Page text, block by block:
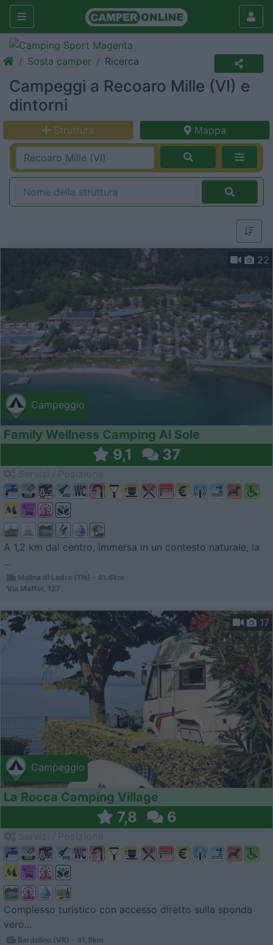
Sosta camper Ricerca
Campeggi a Recoaro Mille (VI) e
dintorni
Struttura Mappa
Campeggio
22
Family Wellness Camping Al Sole
9,1 37
A 1,2 km dal centro, immersa in un contesto naturale, la
...
Molina di Ledro (TN) - 41.6km
Via Maffei, 127
Campeggio
17
La Rocca Camping Village
7,8 6
Complesso turistico con accesso diretto sulla sponda
vero...
Bardolino (VR) - 41.9km